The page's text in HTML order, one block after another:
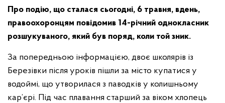
Про подію, що сталася сьогодні, 6 травня, вдень,
правоохоронцям повідомив 14-річний однокласник
розшукуваного, який був поряд, коли той зник.
За попередньою інформацією, двоє школярів із
Березівки після уроків пішли за місто купатися у
водоймі, що утворилася з паводків у колишньому
кар’єрі. Під час плавання старший за віком хлопець